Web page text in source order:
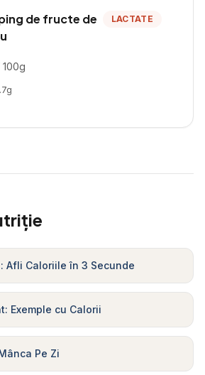
de fructe de
LACTATE
g
Afli Caloriile în 3 Secunde
Exemple cu Calorii
Pe Zi